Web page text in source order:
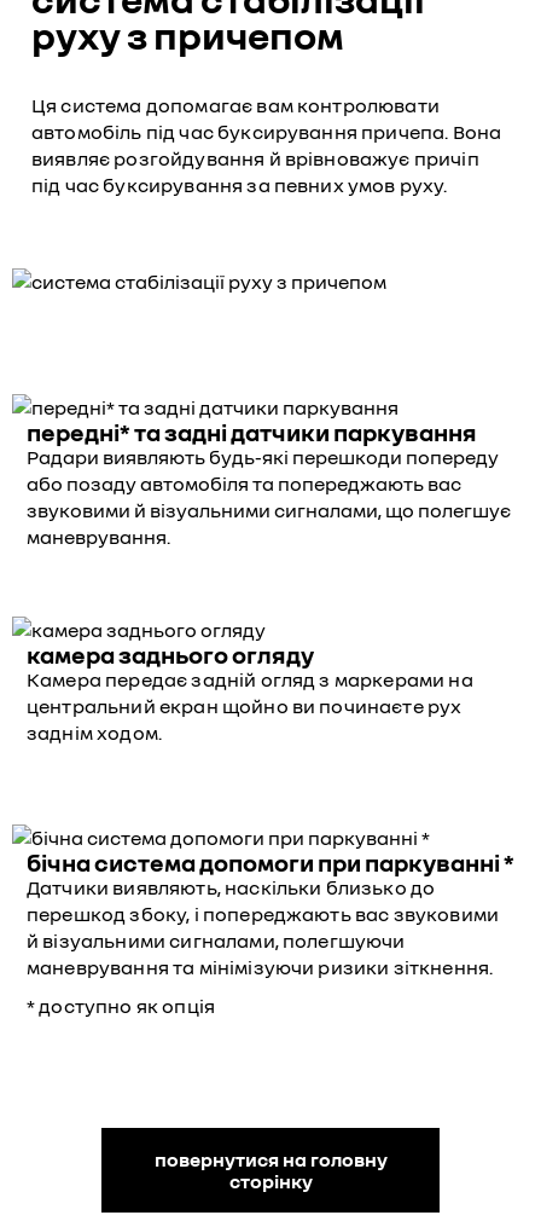
руху з причепом
Ця система допомагає вам контролювати
автомобіль під час буксирування причепа. Вона
виявляє розгойдування й врівноважує причіп
під час буксирування за певних умов руху.
передні* та задні датчики паркування
Радари виявляють будь-які перешкоди попереду
або позаду автомобіля та попереджають вас
звуковими й візуальними сигналами, що полегшує
маневрування.
камера заднього огляду
Камера передає задній огляд з маркерами на
центральний екран щойно ви починаєте рух
заднім ходом.
бічна система допомоги при паркуванні *
Датчики виявляють, наскільки близько до
перешкод збоку, і попереджають вас звуковими
й візуальними сигналами, полегшуючи
маневрування та мінімізуючи ризики зіткнення.
* доступно як опція
повернутися на головну
сторінку